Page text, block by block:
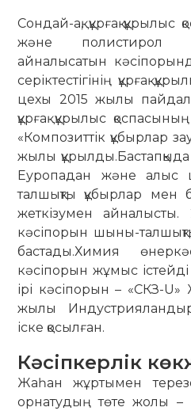
Сондай-ақ, құрғақ құрылыс
және полистирол
айналысатын
серіктестігінің құрғақ
цехы 2015 жылы
құрғақ құрылыс
«Композиттік құбырлар
жылы
Еуропадан және алыс
талшықты құбырлар мен
жеткізумен
кәсіпорын шыны-
бастады.Химия
кәсіпорын жұмыс
ірі кәсіпорын – «СКЗ-
жылы
іске қосылған.
Кәсіпкерлік
Жаһан жұртымен
орнатудың төте жолы –